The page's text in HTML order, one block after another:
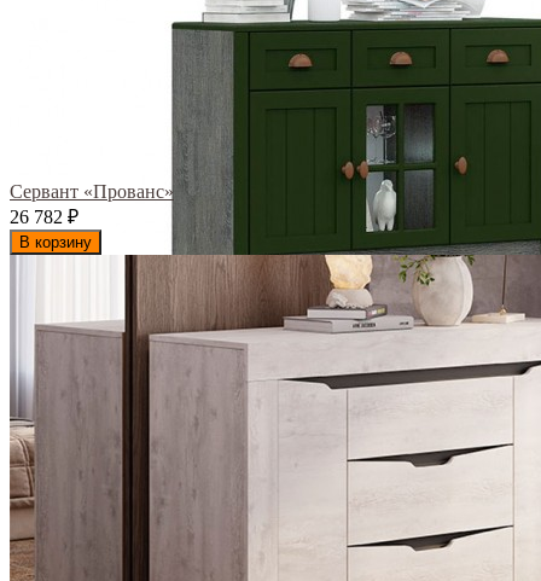
Сервант «Прованс»
26 782 ₽
В корзину